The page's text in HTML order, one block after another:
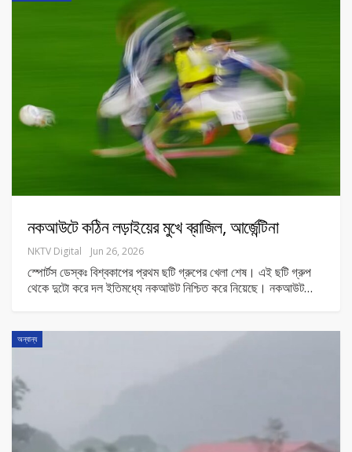
নকআউটে কঠিন লড়াইয়ের মুখে ব্রাজিল, আর্জেন্টিনা
NKTV Digital Jun 26, 2026
স্পোর্টস ডেস্কঃ বিশ্বকাপের প্রথম ছটি গ্রুপের খেলা শেষ। এই ছটি গ্রুপ
থেকে দুটো করে দল ইতিমধ্যে নকআউট নিশ্চিত করে নিয়েছে। নকআউট…
অন্যান্য